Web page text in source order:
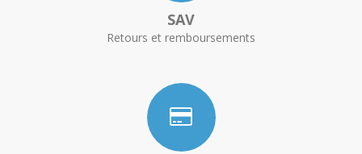
SAV
Retours et remboursements